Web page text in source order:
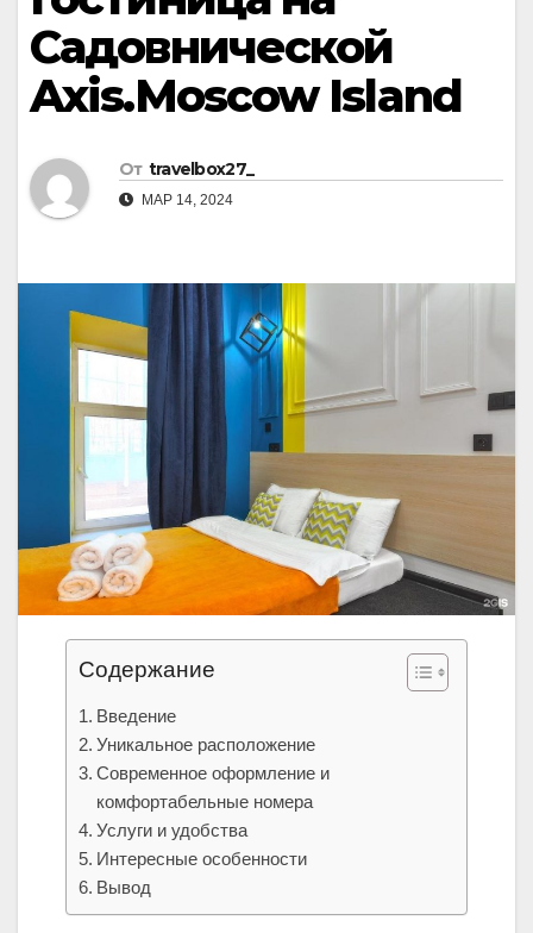
Садовнической
Axis.Moscow Island
От travelbox27_
МАР 14, 2024
Содержание
Введение
Уникальное расположение
Современное оформление и
комфортабельные номера
Услуги и удобства
Интересные особенности
Вывод